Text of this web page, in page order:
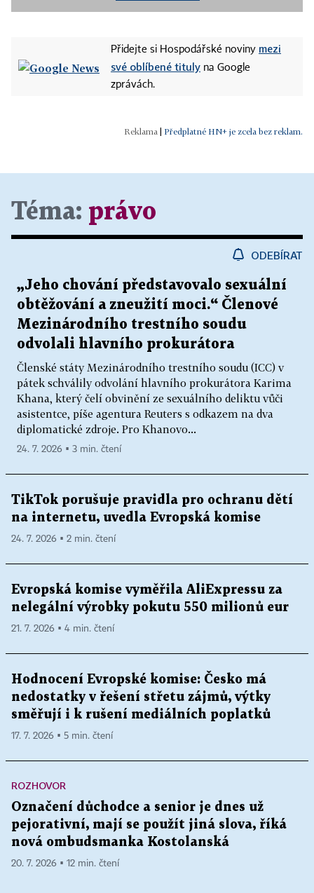
Přidejte si Hospodářské noviny mezi
své oblíbené tituly na Google
zprávách.
Předplatné HN+ je zcela bez reklam.
Téma: právo
ODEBÍRAT
„Jeho chování představovalo sexuální
obtěžování a zneužití moci.“ Členové
Mezinárodního trestního soudu
odvolali hlavního prokurátora
Členské státy Mezinárodního trestního soudu (ICC) v
pátek schválily odvolání hlavního prokurátora Karima
Khana, který čelí obvinění ze sexuálního deliktu vůči
asistentce, píše agentura Reuters s odkazem na dva
diplomatické zdroje. Pro Khanovo...
24. 7. 2026 ▪ 3 min. čtení
TikTok porušuje pravidla pro ochranu dětí
na internetu, uvedla Evropská komise
24. 7. 2026 ▪ 2 min. čtení
Evropská komise vyměřila AliExpressu za
nelegální výrobky pokutu 550 milionů eur
21. 7. 2026 ▪ 4 min. čtení
Hodnocení Evropské komise: Česko má
nedostatky v řešení střetu zájmů, výtky
směřují i k rušení mediálních poplatků
17. 7. 2026 ▪ 5 min. čtení
ROZHOVOR
Označení důchodce a senior je dnes už
pejorativní, mají se použít jiná slova, říká
nová ombudsmanka Kostolanská
20. 7. 2026 ▪ 12 min. čtení